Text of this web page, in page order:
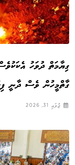
ގިޔާމަތް ދުވަހު
ގާތްމީހުން ވެސް ދާނީ
ޖުލައި 31, 2026